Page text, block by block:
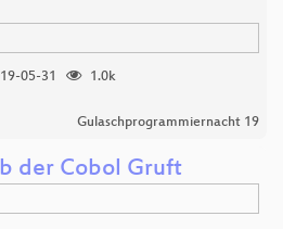
05-31
1.0k
Gulaschprogrammiernacht 19
der Cobol Gruft